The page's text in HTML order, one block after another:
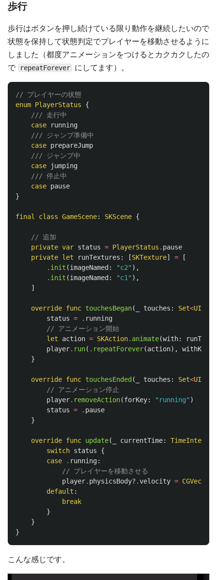
歩行
歩行はボタンを押し続けている限り動作を継続したいので
状態を保持して状態判定でプレイヤーを移動させるように
しました（都度アニメーションをつけるとカクカクしたの
で
repeatForever にしてます）。
// プレイヤーの状態
enum PlayerStatus
{
/// 走行中
case
running
/// ジャンプ準備中
case prepareJump
/// ジャンプ中
case
jumping
/// 停止中
case pause
}
final class GameScene: SKScene {
// 追加
private var status = PlayerStatus . pause
private let runTextures : [SKTexture] =
[
. init (imageNamed : "c2" ),
. init (imageNamed : "c1" ),
]
override func touchesBegan( touches : Set<
status = . running
// アニメーション開始
let
action = SKAction. animate(with:
player. run( . repeatForever(action), withKey
}
override func touchesEnded ( touches : Set<
// アニメーション停止
player. removeAction(forKey: "running" )
status = . pause
}
override func update( currentTime:
TimeInterval
switch status
{
case
. running:
// プレイヤーを移動させる
player. physicsBody? .velocity = CGVector
default :
break
}
}
}
こんな感じです。